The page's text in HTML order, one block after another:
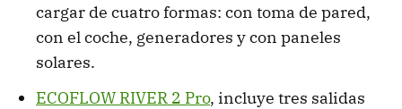
cargar de cuatro formas: con toma de pared,
con el coche, generadores y con paneles
solares.
ECOFLOW RIVER 2 Pro, incluye tres salidas